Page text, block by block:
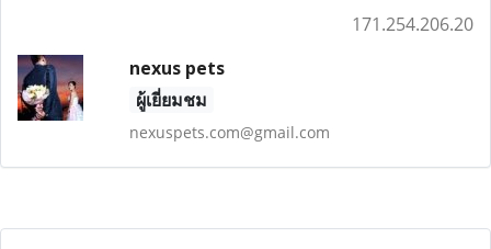
171.254.206.20
nexus pets
ผู้เยี่ยมชม
nexuspets.com@gmail.com